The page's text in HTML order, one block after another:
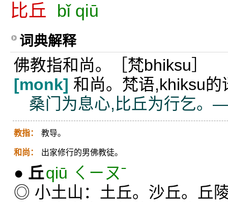
比丘 bǐ qiū
词典解释
佛教指和尚。［梵bhiksu］
[monk] 和尚。梵语,khiksu的
桑门为息心,比丘为行乞。
教指： 教导。
和尚： 出家修行的男佛教徒。
● 丘qiū ㄑㄧㄡˉ
◎ 小土山：土丘。沙丘。丘